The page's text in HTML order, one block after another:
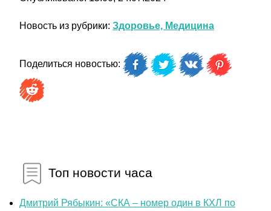
Новость из рубрики: Здоровье, Медицина
Поделиться новостью:
Топ новости часа
Дмитрий Рябыкин: «СКА – номер один в КХЛ по